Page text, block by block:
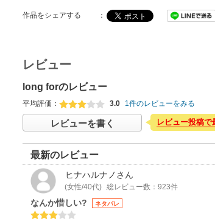
作品をシェアする ：
レビュー
long forのレビュー
平均評価： 3.0 1件のレビューをみる
レビューを書く レビュー投稿で
最新のレビュー
ヒナハルナノ さん
(女性/40代) 総レビュー数：923件
なんか惜しい? ネタバレ